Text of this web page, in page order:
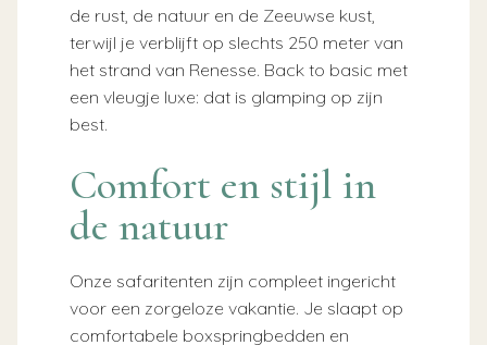
de rust, de natuur en de Zeeuwse kust,
terwijl je verblijft op slechts 250 meter van
het strand van Renesse. Back to basic met
een vleugje luxe: dat is glamping op zijn
best.
Comfort en stijl in
de natuur
Onze safaritenten zijn compleet ingericht
voor een zorgeloze vakantie. Je slaapt op
comfortabele boxspringbedden en